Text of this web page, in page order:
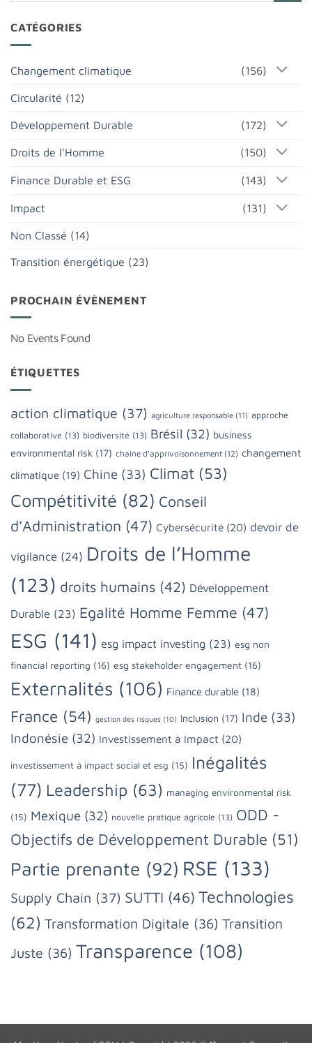
CATÉGORIES
Changement climatique (156)
Circularité (12)
Développement Durable (172)
Droits de l'Homme (150)
Finance Durable et ESG (143)
Impact (131)
Non Classé (14)
Transition énergétique (23)
PROCHAIN ÉVÈNEMENT
No Events Found
ÉTIQUETTES
action climatique (37) agriculture responsable (11) approche
collaborative (13) biodiversité (13) Brésil (32) business
environmental risk (17) chaine d'apprivoisonnement (12) changement
climatique (19) Chine (33) Climat (53)
Compétitivité (82) Conseil
d’Administration (47) Cybersécurité (20) devoir de
vigilance (24) Droits de l’Homme
(123) droits humains (42) Développement
Durable (23) Egalité Homme Femme (47)
ESG (141) esg impact investing (23) esg non
financial reporting (16) esg stakeholder engagement (16)
Externalités (106) Finance durable (18)
France (54) gestion des risques (10) Inclusion (17) Inde (33)
Indonésie (32) Investissement à Impact (20)
investissement à impact social et esg (15) Inégalités
(77) Leadership (63) managing environmental risk
(15) Mexique (32) nouvelle pratique agricole (13) ODD -
Objectifs de Développement Durable (51)
Partie prenante (92) RSE (133)
Supply Chain (37) SUTTI (46) Technologies
(62) Transformation Digitale (36) Transition
Juste (36) Transparence (108)